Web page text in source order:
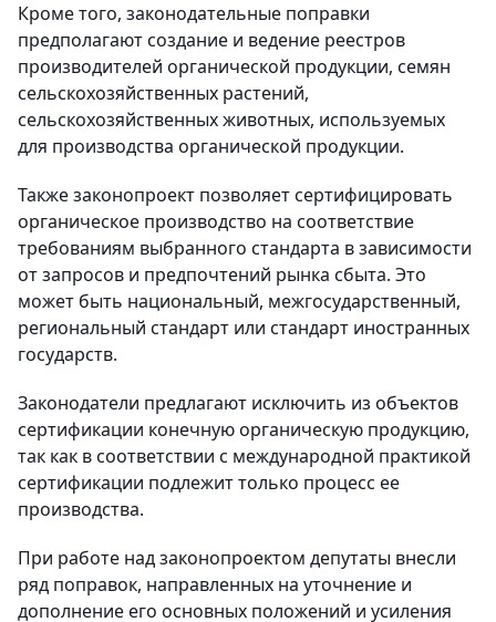
Кроме того, законодательные поправки
предполагают создание и ведение реестров
производителей органической продукции, семян
сельскохозяйственных растений,
сельскохозяйственных животных, используемых
для производства органической продукции.
Также законопроект позволяет сертифицировать
органическое производство на соответствие
требованиям выбранного стандарта в зависимости
от запросов и предпочтений рынка сбыта. Это
может быть национальный, межгосударственный,
региональный стандарт или стандарт иностранных
государств.
Законодатели предлагают исключить из объектов
сертификации конечную органическую продукцию,
так как в соответствии с международной практикой
сертификации подлежит только процесс ее
производства.
При работе над законопроектом депутаты внесли
ряд поправок, направленных на уточнение и
дополнение его основных положений и усиления